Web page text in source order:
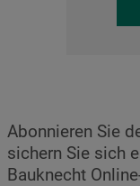
Abonnieren Sie
sichern Sie sich
Bauknecht